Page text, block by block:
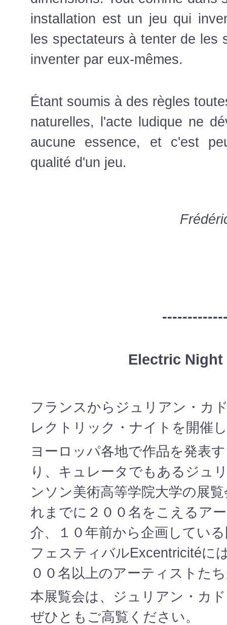
installation est un jeu qui
les spectateurs à tenter de les
inventer par eux-mêmes.
Étant soumis à des règles
naturelles, l'acte ludique ne
aucune essence, et c'est
qualité d'un jeu.
Electric Night
フランスからジュリアン・カ
レクトリック・ナイトを開催
ヨーロッパ各地で作品を発表
り、キュレータでもあるジュ
ンソン美術高等学院大学の展
れまでに２００名をこえるア
介、１０年前から企画してい
フェスティバルExcentricitéに
００名以上のアーティストた
本展覧会は、ジュリアン・カ
ぜひともご高覧ください。